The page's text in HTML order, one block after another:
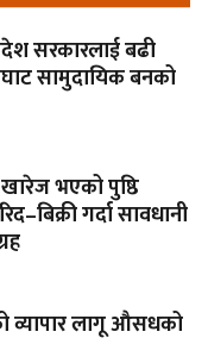
सरकारलाई बढी
सामुदायिक बनको
भएको पुष्ठि
गर्दा सावधानी
व्यापार लागू औसधको